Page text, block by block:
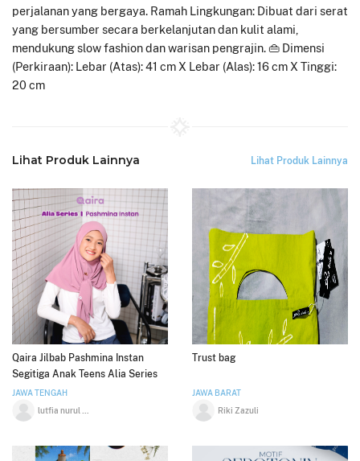
perjalanan yang bergaya. Ramah Lingkungan: Dibuat dari serat
yang bersumber secara berkelanjutan dan kulit alami,
mendukung slow fashion dan warisan pengrajin. 👜 Dimensi
(Perkiraan): Lebar (Atas): 41 cm X Lebar (Alas): 16 cm X Tinggi:
20 cm
Lihat Produk Lainnya Lihat Produk Lainnya
Qaira Jilbab Pashmina Instan
Segitiga Anak Teens Alia Series
JAWA TENGAH
Trust bag
JAWA BARAT
Riki Zazuli